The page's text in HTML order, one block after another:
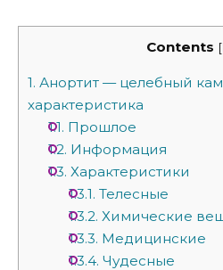
Contents [
1. Анортит — целебный
характеристика
1.1. Прошлое
1.2. Информация
1.3. Характеристики
1.3.1. Телесные
1.3.2. Химические
1.3.3. Медицинские
1.3.4. Чудесные